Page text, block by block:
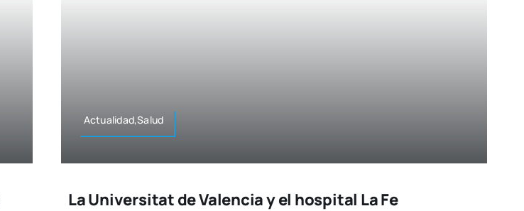
Actualidad,Salud
La Universitat de Valencia y el hospital La Fe